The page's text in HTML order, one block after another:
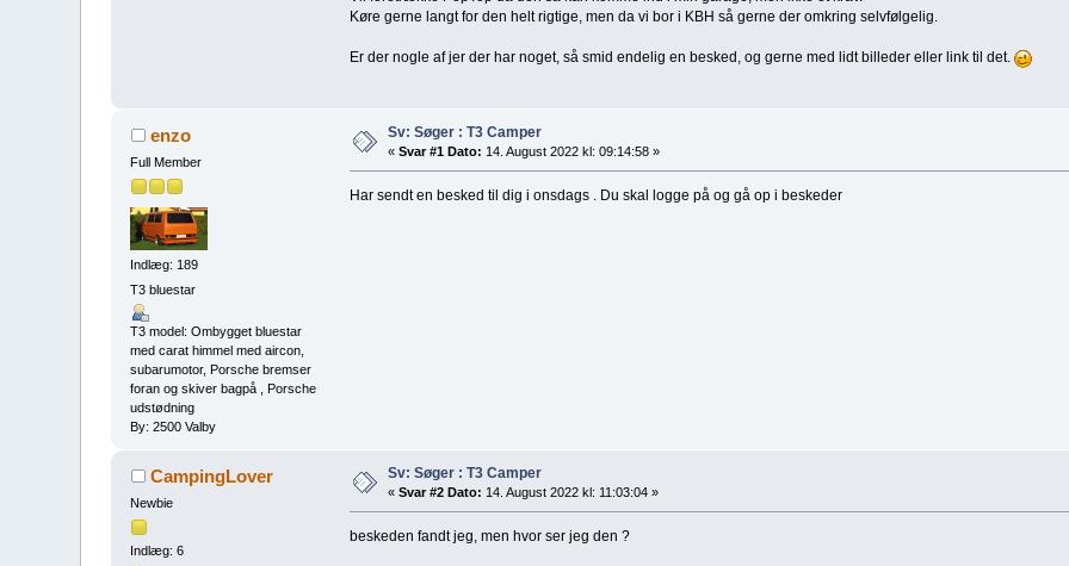
Køre gerne langt for den helt rigtige, men da vi bor i KBH så gerne der omkring selvfølgelig.
Er der nogle af jer der har noget, så smid endelig en besked, og gerne med lidt billeder eller link til det.
enzo
Full Member
Indlæg: 189
T3 bluestar
T3 model: Ombygget bluestar
med carat himmel med aircon,
subarumotor, Porsche bremser
foran og skiver bagpå , Porsche
udstødning
By: 2500 Valby
Sv: Søger : T3 Camper
«Svar #1 Dato: 14. August 2022 kl: 09:14:58 »
Har sendt en besked til dig i onsdags . Du skal logge på og gå op i beskeder
CampingLover
Newbie
Indlæg: 6
Sv: Søger : T3 Camper
«Svar #2 Dato: 14. August 2022 kl: 11:03:04 »
beskeden fandt jeg, men hvor ser jeg den ?